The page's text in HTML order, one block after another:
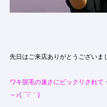
先日はご来店ありがとうございま
ワキ脱毛の速さにビックリされて
～♪( ´▽｀)